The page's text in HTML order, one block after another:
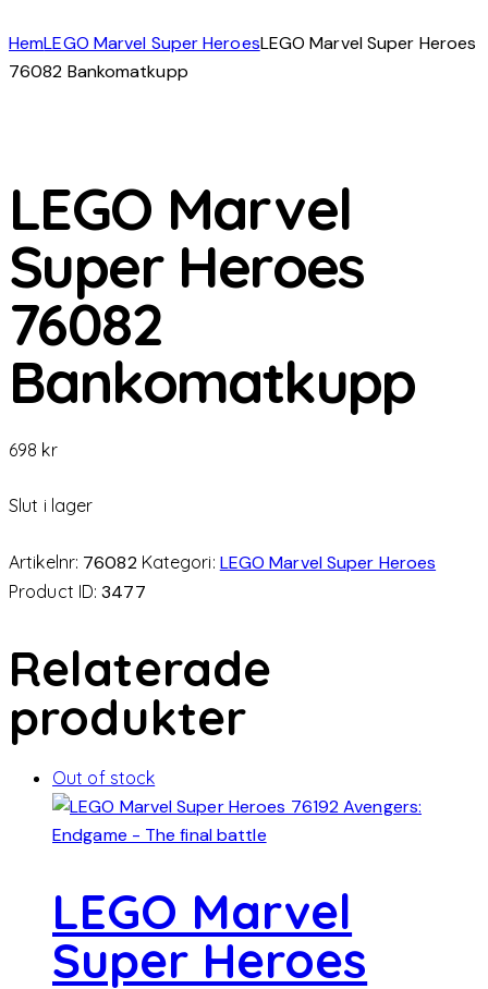
HemLEGO Marvel Super HeroesLEGO Marvel Super Heroes
76082 Bankomatkupp
LEGO Marvel
Super Heroes
76082
Bankomatkupp
698 kr
Slut i lager
Artikelnr: 76082 Kategori: LEGO Marvel Super Heroes
Product ID:3477
Relaterade
produkter
Out of stock
LEGO Marvel
Super Heroes